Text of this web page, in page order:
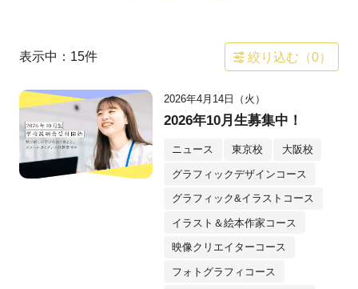
表示中： 15件 絞り込む（0）
2026年4月14日（火）
2026年10月生募集中！
ニュース 東京校 大阪校
グラフィックデザインコース
グラフィック&イラストコース
イラスト＆絵本作家コース
映像クリエイターコース
フォトグラフィコース